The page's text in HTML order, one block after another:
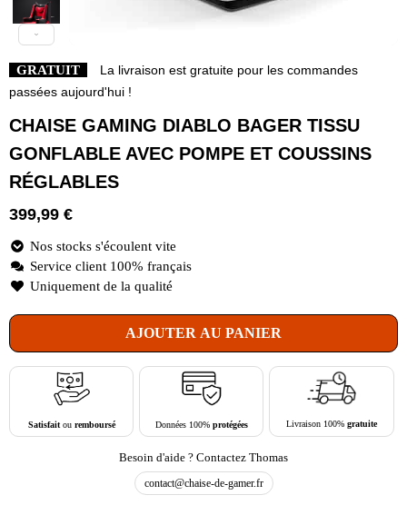
GRATUIT
La livraison est gratuite pour les commandes
passées aujourd'hui !
CHAISE GAMING DIABLO BAGER TISSU
GONFLABLE AVEC POMPE ET COUSSINS
RÉGLABLES
399,99 €
Nos stocks s'écoulent vite
Service client 100% français
Uniquement de la qualité
AJOUTER AU PANIER
Satisfaitou remboursé Données 100% protégées Livraison 100%gratuite
Besoin d'aide ? Contactez Thomas
contact@chaise-de-gamer.fr